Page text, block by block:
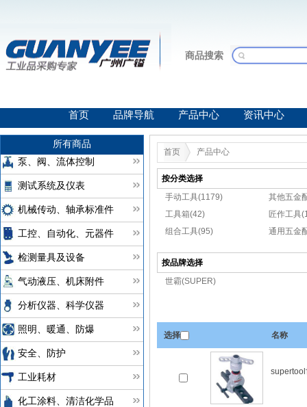
商品搜索
首页 品牌导航 产品中心 资讯中心
所有商品
泵、阀、流体控制
测试系统及仪表
机械传动、轴承标准件
工控、自动化、元器件
检测量具及设备
气动液压、机床附件
分析仪器、科学仪器
照明、暖通、防爆
安全、防护
工业耗材
化工涂料、清洁化学品
首页 产品中心
按分类选择
手动工具(1179)
其他五金
工具箱(42)
匠作工具
组合工具(95)
通用五金
按品牌选择
世霸(SUPER)
选择 名称
supertool